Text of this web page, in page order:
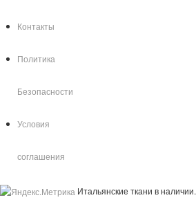
Контакты
Политика
Безопасности
Условия
соглашения
Итальянские ткани в наличии.